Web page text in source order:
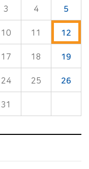
3 4 5
10 11 12
17 18 19
24 25 26
31